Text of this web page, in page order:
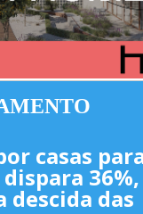
casas
36%,
descida das